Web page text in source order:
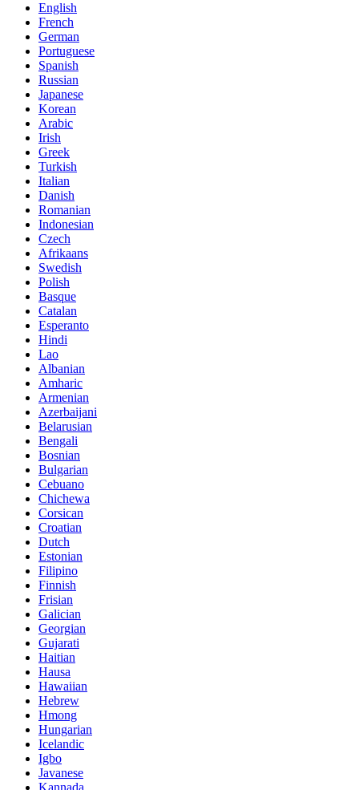
English
French
German
Portuguese
Spanish
Russian
Japanese
Korean
Arabic
Irish
Greek
Turkish
Italian
Danish
Romanian
Indonesian
Czech
Afrikaans
Swedish
Polish
Basque
Catalan
Esperanto
Hindi
Lao
Albanian
Amharic
Armenian
Azerbaijani
Belarusian
Bengali
Bosnian
Bulgarian
Cebuano
Chichewa
Corsican
Croatian
Dutch
Estonian
Filipino
Finnish
Frisian
Galician
Georgian
Gujarati
Haitian
Hausa
Hawaiian
Hebrew
Hmong
Hungarian
Icelandic
Igbo
Javanese